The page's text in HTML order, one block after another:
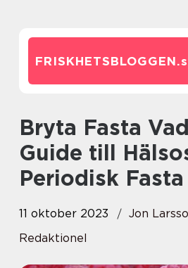
FRISKHETSBLOGGEN.
Bryta Fasta Vad Äta: En
Guide till
Periodisk Fasta
11 oktober 2023
Jon
Redaktionel